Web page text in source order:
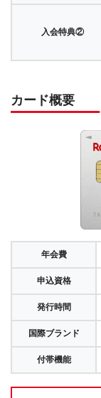
入会特典②
カード概要
年会費
申込資格
発行時間
国際ブランド
付帯機能